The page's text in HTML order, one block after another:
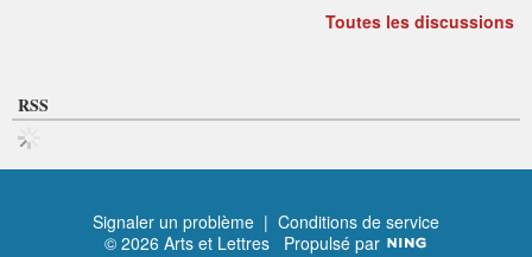
Toutes les discussions
RSS
Signaler un problème | Conditions de service
© 2026 Arts et Lettres Propulsé par